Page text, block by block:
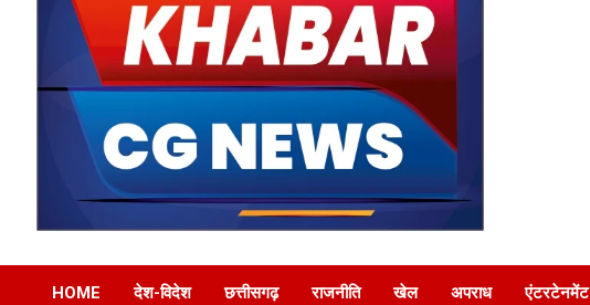
Khabar CG News
HOME देश-विदेश छत्तीसगढ़ राजनीति खेल अपराध एंटरटेनमेंट